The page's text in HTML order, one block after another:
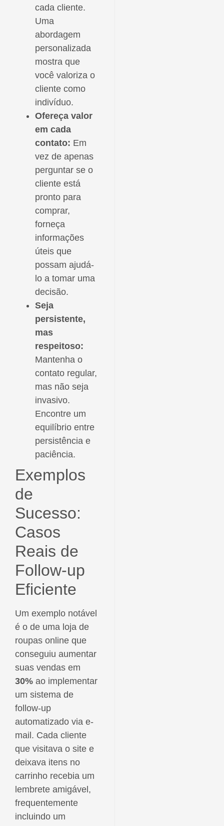
cada cliente.
Uma
abordagem
personalizada
mostra que
você valoriza o
cliente como
indivíduo.
Ofereça valor
em cada
contato: Em
vez de apenas
perguntar se o
cliente está
pronto para
comprar,
forneça
informações
úteis que
possam ajudá-
lo a tomar uma
decisão.
Seja
persistente,
mas
respeitoso:
Mantenha o
contato regular,
mas não seja
invasivo.
Encontre um
equilíbrio entre
persistência e
paciência.
Exemplos
de
Sucesso:
Casos
Reais de
Follow-up
Eficiente
Um exemplo notável
é o de uma loja de
roupas online que
conseguiu aumentar
suas vendas em
30% ao implementar
um sistema de
follow-up
automatizado via e-
mail. Cada cliente
que visitava o site e
deixava itens no
carrinho recebia um
lembrete amigável,
frequentemente
incluindo um